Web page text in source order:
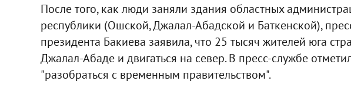
После того, как люди заняли здания областных
республики (Ошской, Джалал-Абадской и Баткенской),
президента Бакиева заявила, что 25 тысяч жителей юга
Джалал-Абаде и двигаться на север. В пресс-службе
"разобраться с временным правительством".